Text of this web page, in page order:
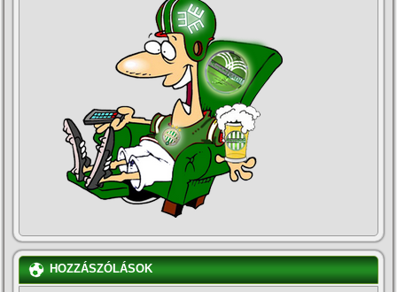
HOZZÁSZÓLÁSOK